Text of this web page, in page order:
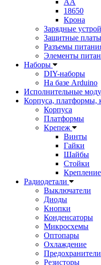
18650
Крона
Зарядные
Защитные
Разъемы
Элементы
Наборы
DIY-наборы
На базе Arduino
Исполнительные
Корпуса, платформы,
Корпуса
Платформы
Крепеж
Винты
Гайки
Шайбы
Стойки
Крепление
Радиодетали
Выключатели
Диоды
Кнопки
Конденсаторы
Микросхемы
Оптопары
Охлаждение
Предохранители
Резисторы